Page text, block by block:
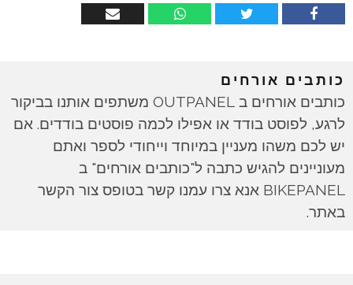
כותבים אורחים
כותבים אורחים ב OUTPANEL משתפים אותנו בביקור
לרגע, לפוסט בודד או אפילו לכמה פוסטים בודדים. אם
יש לכם משהו מעניין במיוחד וייחודי לספר ואתם
מעוניינים להגיש כתבה ל"כותבים אורחים" ב
BIKEPANEL אנא צרו עמנו קשר בטופס צור הקשר
באתר.